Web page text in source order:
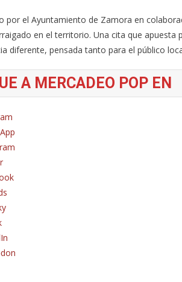
por el Ayuntamiento de Zamora en
en el territorio. Una cita que
diferente, pensada tanto para el público
A MERCADEO POP EN